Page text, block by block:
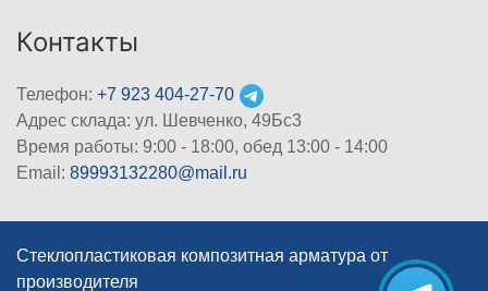
Контакты
Телефон: +7 923 404-27-70
Адрес склада: ул. Шевченко, 49Бс3
Время работы: 9:00 - 18:00, обед 13:00 - 14:00
Email: 89993132280@mail.ru
Стеклопластиковая композитная арматура от
производителя